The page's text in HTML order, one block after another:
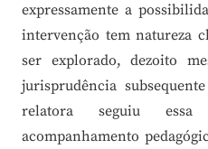
expressamente a
intervenção tem natureza
ser explorado, dezoito
jurisprudência
relatora seguiu
acompanhamento